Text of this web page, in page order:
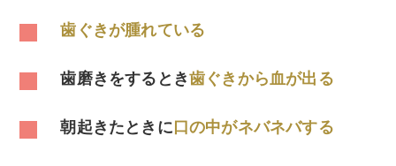
歯ぐきが腫れている
歯磨きをするとき歯ぐきから血が出る
朝起きたときに 口の中がネバネバする